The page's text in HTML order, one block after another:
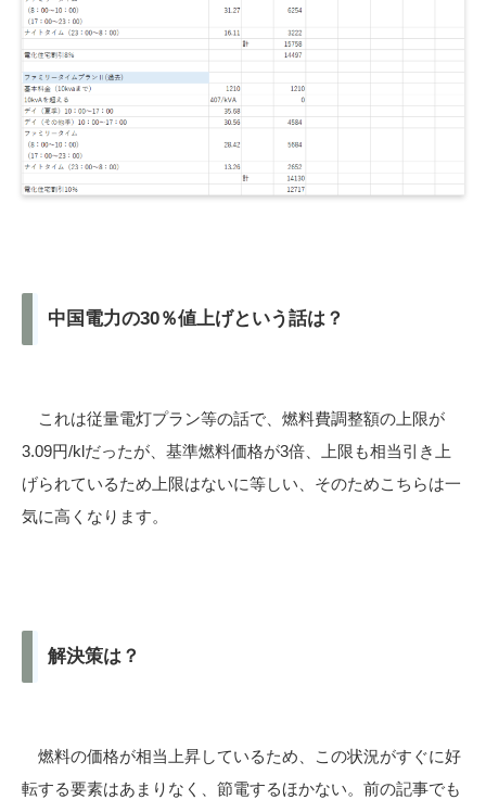
中国電力の30％値上げという話は？
これは従量電灯プラン等の話で、燃料費調整額の上限が
3.09円/klだったが、基準燃料価格が3倍、上限も相当引き上
げられているため上限はないに等しい、そのためこちらは一
気に高くなります。
解決策は？
燃料の価格が相当上昇しているため、この状況がすぐに好
転する要素はあまりなく、節電するほかない。前の記事でも